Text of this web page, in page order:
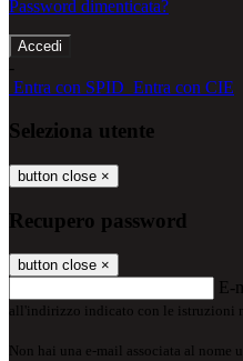
Password dimenticata?
-
Entra con SPID Entra con CIE
Seleziona utente
button close ×
Recupero password
button close ×
E-
all'indirizzo indicato con le istruzioni
Non hai una e-mail associata al nome